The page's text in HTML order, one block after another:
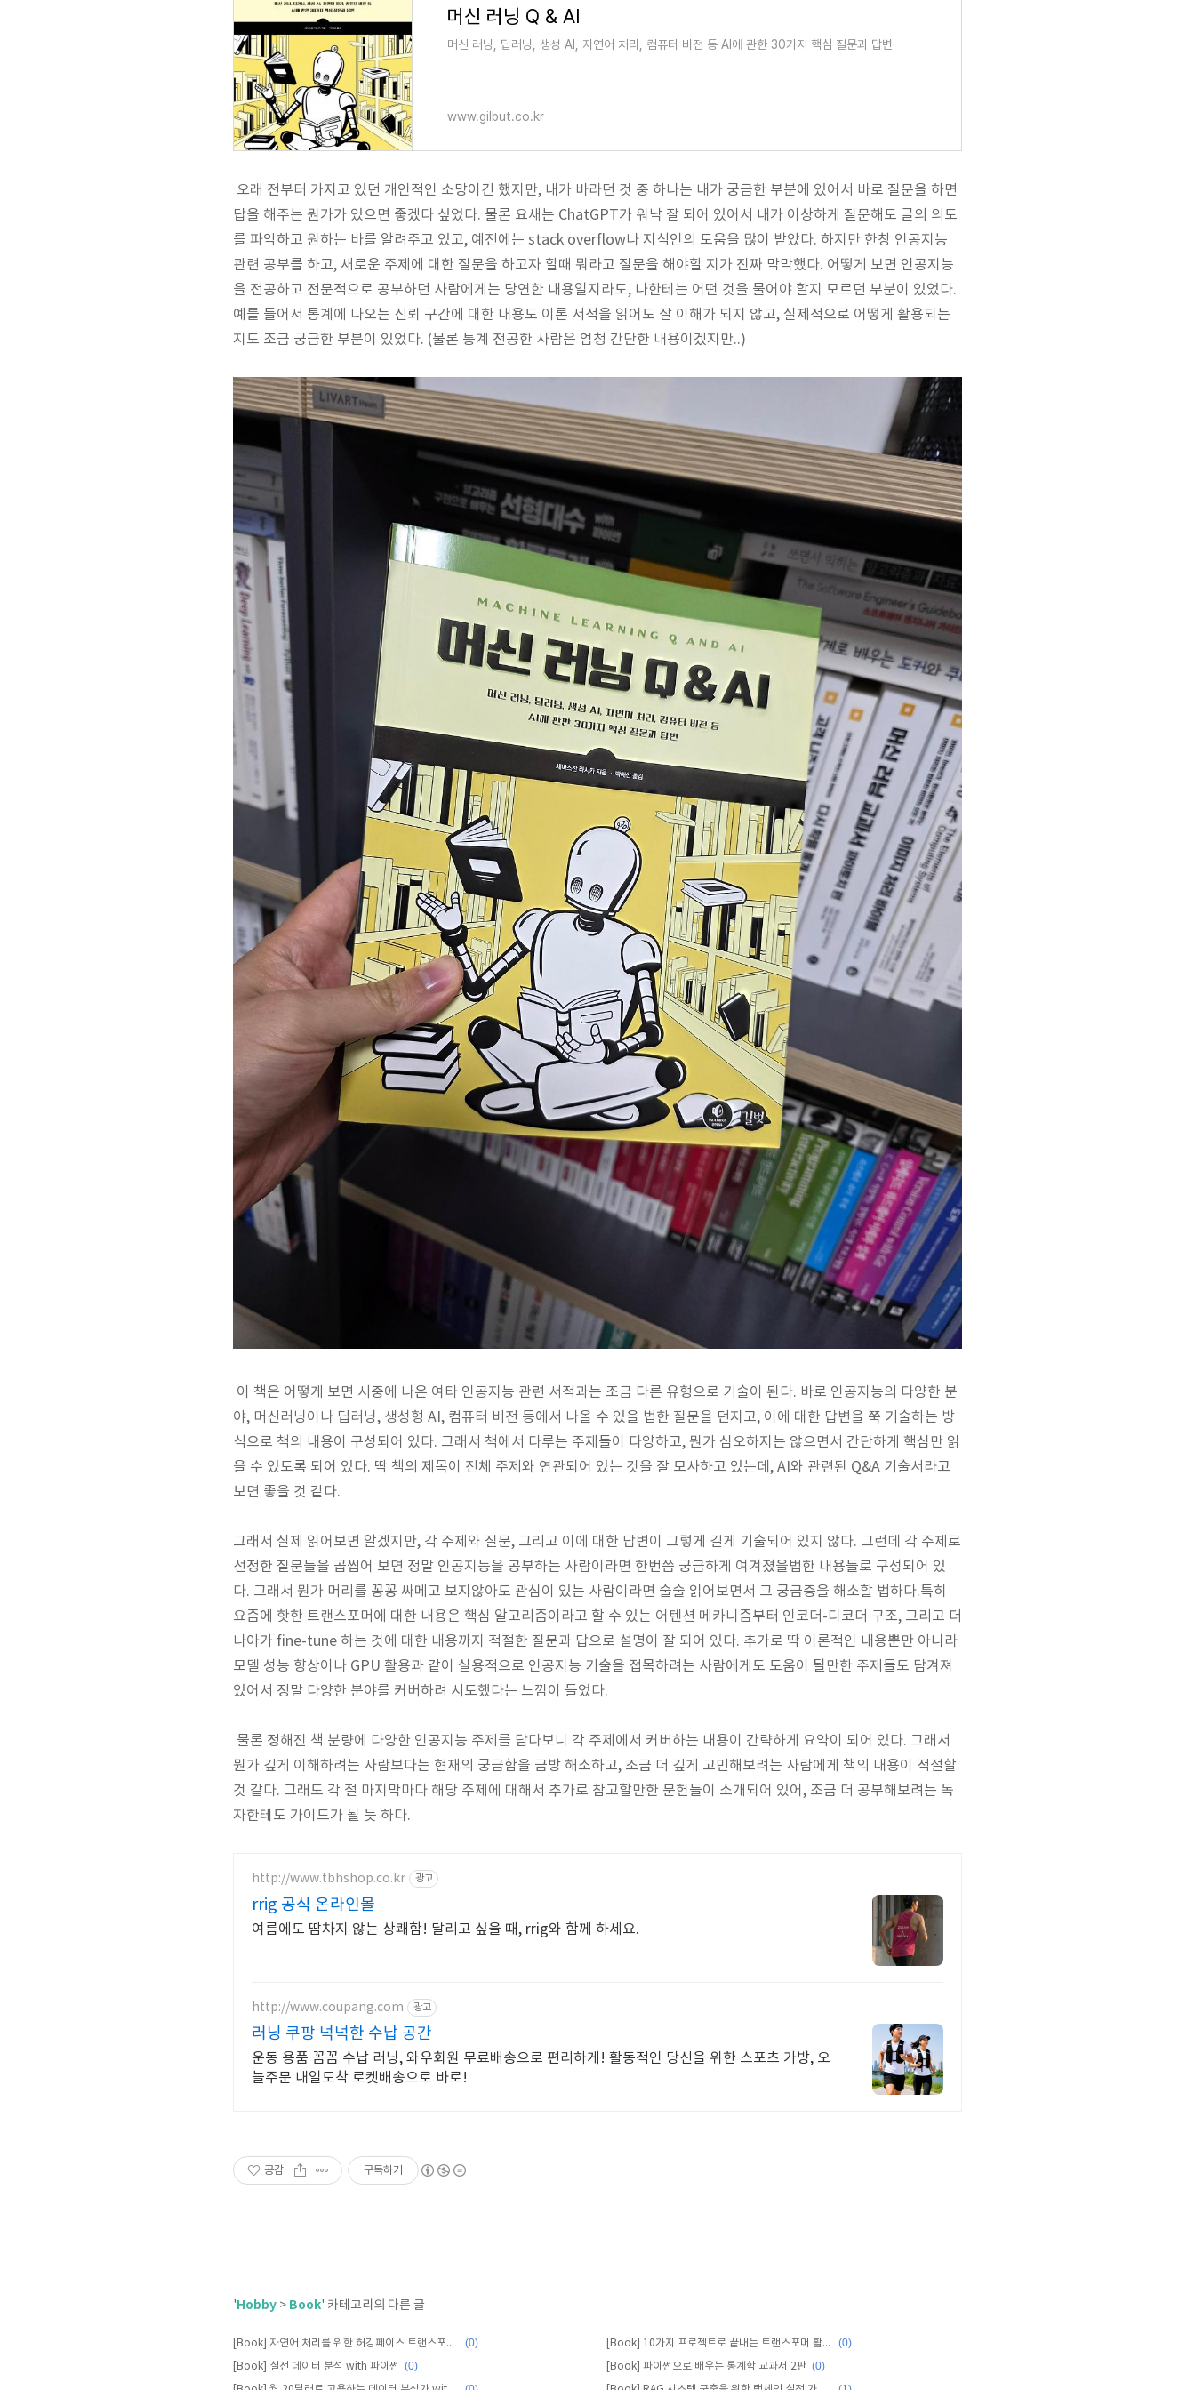
머신 러닝 Q & AI
머신 러닝, 딥러닝, 생성 AI, 자연어 처리, 컴퓨터 비전 등 AI에 관한 30가지 핵심 질문과 답변
www.gilbut.co.kr
오래 전부터 가지고 있던 개인적인 소망이긴 했지만, 내가 바라던 것 중 하나는 내가 궁금한 부분에 있어서 바로 질문을 하면
답을 해주는 뭔가가 있으면 좋겠다 싶었다. 물론 요새는 ChatGPT가 워낙 잘 되어 있어서 내가 이상하게 질문해도 글의 의도
를 파악하고 원하는 바를 알려주고 있고, 예전에는 stack overflow나 지식인의 도움을 많이 받았다. 하지만 한창 인공지능
관련 공부를 하고, 새로운 주제에 대한 질문을 하고자 할때 뭐라고 질문을 해야할 지가 진짜 막막했다. 어떻게 보면 인공지능
을 전공하고 전문적으로 공부하던 사람에게는 당연한 내용일지라도, 나한테는 어떤 것을 물어야 할지 모르던 부분이 있었다.
예를 들어서 통계에 나오는 신뢰 구간에 대한 내용도 이론 서적을 읽어도 잘 이해가 되지 않고, 실제적으로 어떻게 활용되는
지도 조금 궁금한 부분이 있었다. (물론 통계 전공한 사람은 엄청 간단한 내용이겠지만..)
이 책은 어떻게 보면 시중에 나온 여타 인공지능 관련 서적과는 조금 다른 유형으로 기술이 된다. 바로 인공지능의 다양한 분
야, 머신러닝이나 딥러닝, 생성형 AI, 컴퓨터 비전 등에서 나올 수 있을 법한 질문을 던지고, 이에 대한 답변을 쭉 기술하는 방
식으로 책의 내용이 구성되어 있다. 그래서 책에서 다루는 주제들이 다양하고, 뭔가 심오하지는 않으면서 간단하게 핵심만 읽
을 수 있도록 되어 있다. 딱 책의 제목이 전체 주제와 연관되어 있는 것을 잘 모사하고 있는데, AI와 관련된 Q&A 기술서라고
보면 좋을 것 같다.
그래서 실제 읽어보면 알겠지만, 각 주제와 질문, 그리고 이에 대한 답변이 그렇게 길게 기술되어 있지 않다. 그런데 각 주제로
선정한 질문들을 곱씹어 보면 정말 인공지능을 공부하는 사람이라면 한번쯤 궁금하게 여겨졌을법한 내용들로 구성되어 있
다. 그래서 뭔가 머리를 꽁꽁 싸메고 보지않아도 관심이 있는 사람이라면 술술 읽어보면서 그 궁금증을 해소할 법하다.특히
요즘에 핫한 트랜스포머에 대한 내용은 핵심 알고리즘이라고 할 수 있는 어텐션 메카니즘부터 인코더-디코더 구조, 그리고 더
나아가 fine-tune 하는 것에 대한 내용까지 적절한 질문과 답으로 설명이 잘 되어 있다. 추가로 딱 이론적인 내용뿐만 아니라
모델 성능 향상이나 GPU 활용과 같이 실용적으로 인공지능 기술을 접목하려는 사람에게도 도움이 될만한 주제들도 담겨져
있어서 정말 다양한 분야를 커버하려 시도했다는 느낌이 들었다.
물론 정해진 책 분량에 다양한 인공지능 주제를 담다보니 각 주제에서 커버하는 내용이 간략하게 요약이 되어 있다. 그래서
뭔가 깊게 이해하려는 사람보다는 현재의 궁금함을 금방 해소하고, 조금 더 깊게 고민해보려는 사람에게 책의 내용이 적절할
것 같다. 그래도 각 절 마지막마다 해당 주제에 대해서 추가로 참고할만한 문헌들이 소개되어 있어, 조금 더 공부해보려는 독
자한테도 가이드가 될 듯 하다.
http://www.tbhshop.co.kr 광고
rrig 공식 온라인몰
여름에도 땀차지 않는 상쾌함! 달리고 싶을 때, rrig와 함께 하세요.
http://www.coupang.com 광고
러닝 쿠팡 넉넉한 수납 공간
운동 용품 꼼꼼 수납 러닝, 와우회원 무료배송으로 편리하게! 활동적인 당신을 위한 스포츠 가방, 오
늘주문 내일도착 로켓배송으로 바로!
공감 구독하기
'Hobby > Book' 카테고리의 다른 글
[Book] 자연어 처리를 위한 허깅페이스 트랜스포머 하드 트레이닝 (0) [Book] 10가지 프로젝트로 끝내는 트랜스포머 활용 가이드 with 파이토치 (0)
[Book] 실전 데이터 분석 with 파이썬 (0) [Book] 파이썬으로 배우는 통계학 교과서 2판 (0)